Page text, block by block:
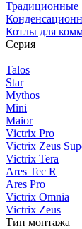
Традиционные
Котлы для
Серия
Talos
Star
Mythos
Mini
Maior
Victrix Pro
Victrix Zeus
Victrix Tera
Ares Tec R
Ares Pro
Victrix Omnia
Victrix Zeus
Тип монтажа